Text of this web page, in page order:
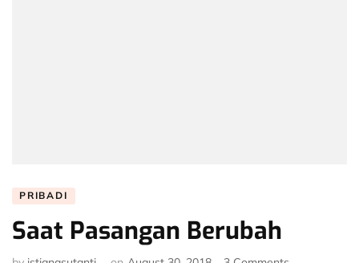
PRIBADI
Saat Pasangan Berubah